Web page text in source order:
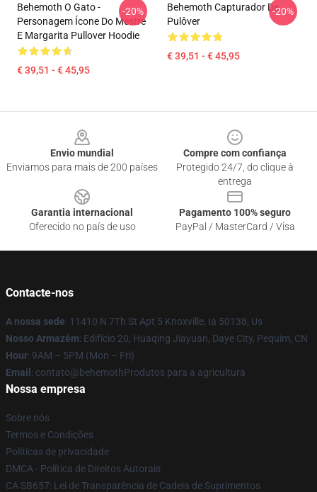
Behemoth O Gato -
Personagem Ícone Do Mestre
E Margarita Pullover Hoodie
€ 39,51 - € 45,95
-20%
Behemoth Capturador De
Pulôver
€ 39,51 - € 45,95
-20%
Envio mundial
Enviamos para mais de 200 países
Compre com confiança
Protegido 24/7, do clique à
entrega
Garantia internacional
Oferecido no país de uso
Pagamento 100% seguro
PayPal / MasterCard / Visa
Contacte-nos
A nossa sede: 11410 N 7Th St Apt 5 Knoxville, Ia 50138, Us
Nosso Armazém: Edifício 20, Huaqing Jiayuan, Daye City, Pequim, CN
Hour: 9AM – 5PM (Mon – Fri)
Email : contato@behemothProdutos para a agricultura
Nossa empresa
Sobre nós
Termos e Condições
Políticas de privacidade
DMCA - Política de Direitos Autorais
CA SB657: Lei de Transparência de Cadeia de Suprimentos